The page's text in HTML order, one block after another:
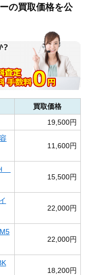
の買取価格を公
買取価格
19,500円
11,600円
15,500円
22,000円
22,000円
18,200円